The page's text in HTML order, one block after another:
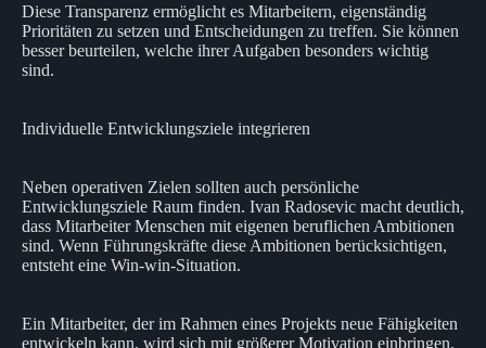
Diese Transparenz ermöglicht es Mitarbeitern, eigenständig
Prioritäten zu setzen und Entscheidungen zu treffen. Sie können
besser beurteilen, welche ihrer Aufgaben besonders wichtig
sind.
Individuelle Entwicklungsziele integrieren
Neben operativen Zielen sollten auch persönliche
Entwicklungsziele Raum finden. Ivan Radosevic macht deutlich,
dass Mitarbeiter Menschen mit eigenen beruflichen Ambitionen
sind. Wenn Führungskräfte diese Ambitionen berücksichtigen,
entsteht eine Win-win-Situation.
Ein Mitarbeiter, der im Rahmen eines Projekts neue Fähigkeiten
entwickeln kann, wird sich mit größerer Motivation einbringen.